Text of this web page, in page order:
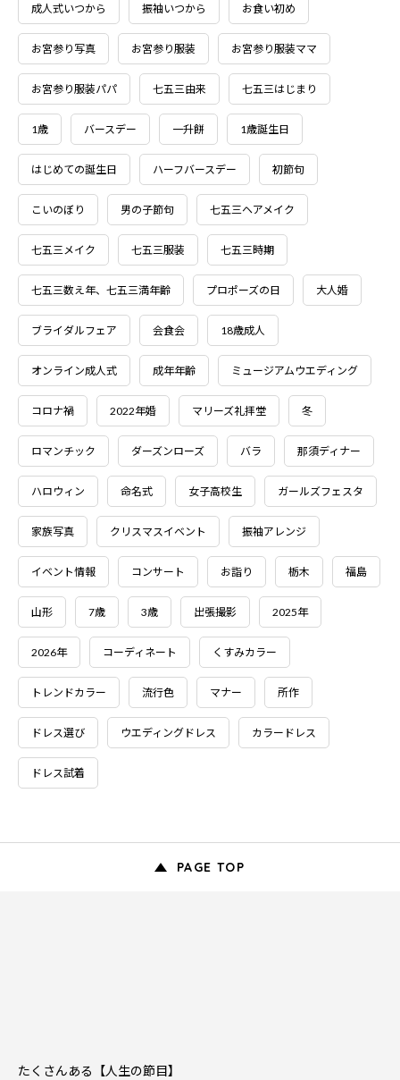
成人式いつから 振袖いつから お食い初め
お宮参り写真 お宮参り服装 お宮参り服装ママ
お宮参り服装パパ 七五三由来 七五三はじまり
1歳 バースデー 一升餅 1歳誕生日
はじめての誕生日 ハーフバースデー 初節句
こいのぼり 男の子節句 七五三ヘアメイク
七五三メイク 七五三服装 七五三時期
七五三数え年、七五三満年齢 プロポーズの日 大人婚
ブライダルフェア 会食会 18歳成人
オンライン成人式 成年年齢 ミュージアムウエディング
コロナ禍 2022年婚 マリーズ礼拝堂 冬
ロマンチック ダーズンローズ バラ 那須ディナー
ハロウィン 命名式 女子高校生 ガールズフェスタ
家族写真 クリスマスイベント 振袖アレンジ
イベント情報 コンサート お詣り 栃木 福島
山形 7歳 3歳 出張撮影 2025年
2026年 コーディネート くすみカラー
トレンドカラー 流行色 マナー 所作
ドレス選び ウエディングドレス カラードレス
ドレス試着
PAGE TOP
たくさんある【人生の節目】